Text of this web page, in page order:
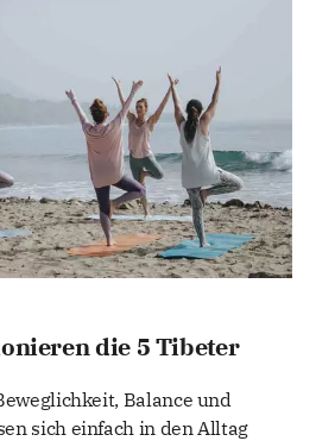
die 5 Tibeter
Balance und
sich einfach in den Alltag